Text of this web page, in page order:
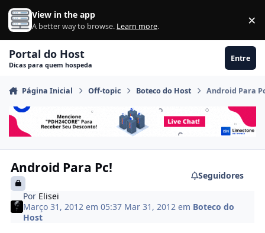
Ir para conteúdo
View in the app
A better way to browse. Learn more. ×
Portal do Host
Dicas para quem hospeda
Entre
Página Inicial Off-topic Boteco do Host Android Para
Android Para Pc!
Seguidores
Por Elisei
Março 31, 2012 em 05:37 Mar 31, 2012 em Boteco do
Host